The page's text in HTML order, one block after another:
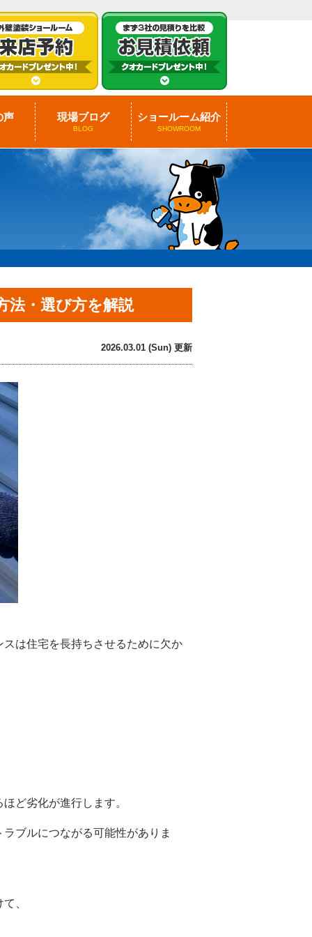
声 現場ブログ
BLOG
ショールーム紹介
SHOWROOM
法・選び方を解説
2026.03.01 (Sun) 更新
は住宅を長持ちさせるために欠か
ど劣化が進行します。
ブルにつながる可能性がありま
、